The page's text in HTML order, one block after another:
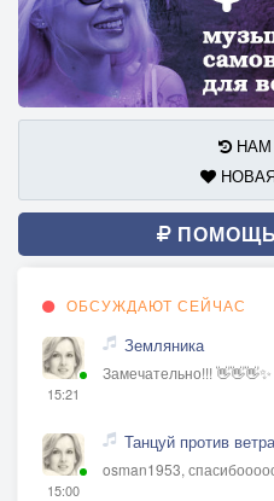
НАМ
ОБСУЖДАЮТ СЕЙЧАС
15:21
Земляника
Замечательно!!! 👋👋👋✨
15:00
Танцуй против ветра
osman1953,